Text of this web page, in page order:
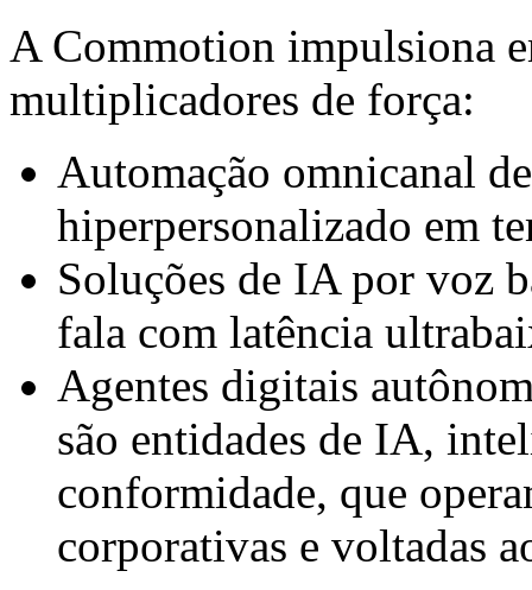
A Commotion impulsiona
multiplicadores de força:
Automação omnicanal
hiperpersonalizado em
Soluções de IA por voz
fala com latência
Agentes digitais
são entidades de IA,
conformidade, que
corporativas e voltadas